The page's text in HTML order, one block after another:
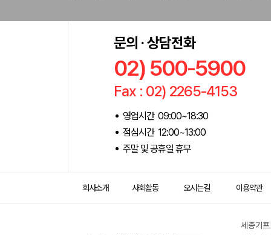
문의 · 상담전화
02) 500-5900
Fax : 02) 2265-4153
영업시간 09:00~18:30
점심시간 12:00~13:00
주말 및 공휴일 휴무
회사소개 사회활동 오시는길 이용약관
세종기